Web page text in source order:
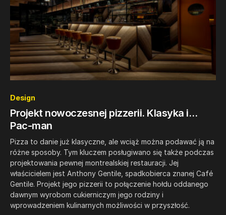
Design
Projekt nowoczesnej pizzerii. Klasyka i…
Pac-man
Pizza to danie już klasyczne, ale wciąż można podawać ją na
różne sposoby. Tym kluczem posługiwano się także podczas
projektowania pewnej montrealskiej restauracji. ​​Jej
właścicielem jest Anthony Gentile, spadkobierca znanej Café
Gentile. Projekt jego pizzerii to połączenie hołdu oddanego
dawnym wyrobom cukierniczym jego rodziny i
wprowadzeniem kulinarnych możliwości w przyszłość.